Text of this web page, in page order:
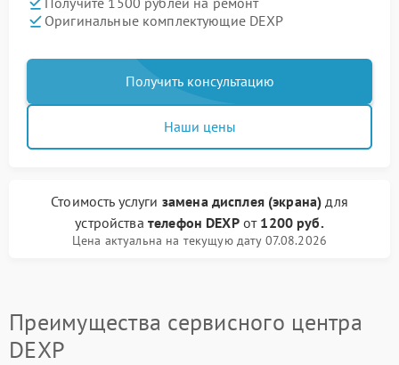
Оригинальные комплектующие DEXP
Получить консультацию
Наши цены
Стоимость услуги замена дисплея (экрана) для
устройства телефон DEXPот 1200 руб.
Цена актуальна на текущую дату 07.08.2026
Преимущества сервисного центра
DEXP